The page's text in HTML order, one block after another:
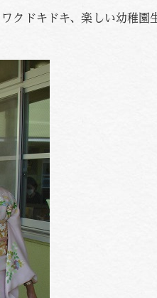
クドキドキ、楽しい幼稚園